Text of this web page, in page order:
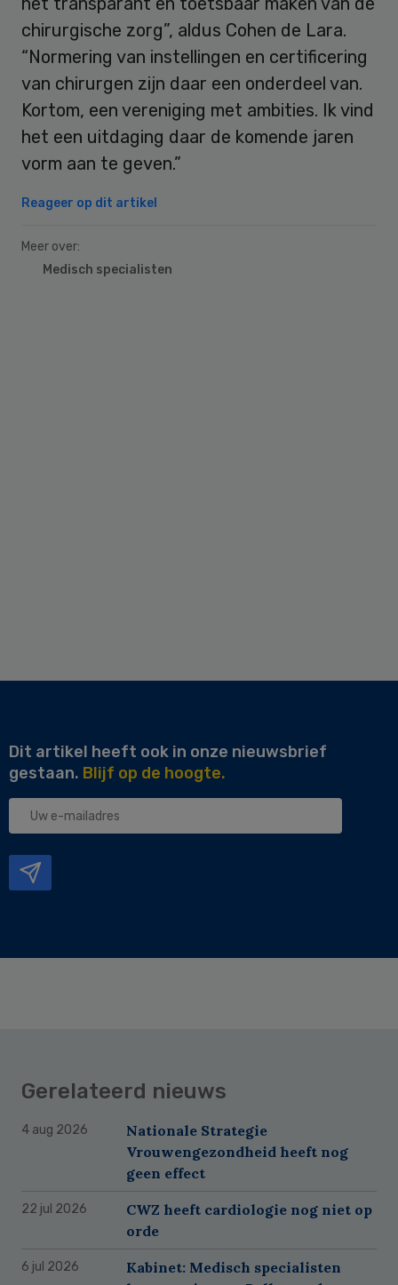
chirurgische zorg”, aldus Cohen de Lara.
“Normering van instellingen en certificering
van chirurgen zijn daar een onderdeel van.
Kortom, een vereniging met ambities. Ik vind
het een uitdaging daar de komende jaren
vorm aan te geven.”
Reageer op dit artikel
Meer over:
Medisch specialisten
Dit artikel heeft ook in onze nieuwsbrief
gestaan. Blijf op de hoogte.
Uw
Gerelateerd nieuws
4 aug 2026
Nationale Strategie
Vrouwengezondheid heeft nog
geen effect
22 jul 2026
CWZ heeft cardiologie nog niet op
orde
6 jul 2026
Kabinet: Medisch specialisten